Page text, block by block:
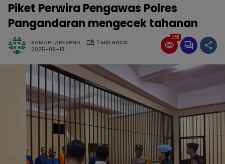
Piket Perwira Pengawas Polres
Pangandaran mengecek tahanan
SAMAPTARESPND
1 Min Baca
2025-09-18
355